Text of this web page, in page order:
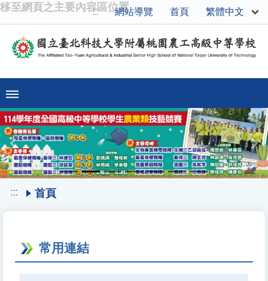
移至網頁之主要內容區位置
::: 網站導覽 首頁 繁體中文
Previous
::: 首頁
常用連結